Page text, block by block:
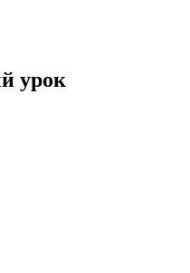
урок